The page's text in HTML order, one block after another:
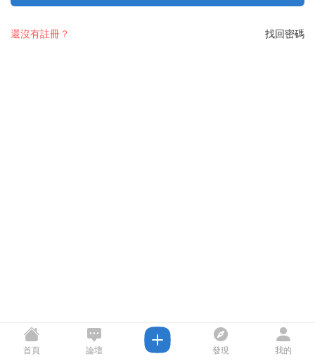
找回密碼
還沒有註冊？
首頁 論壇 發現 我的